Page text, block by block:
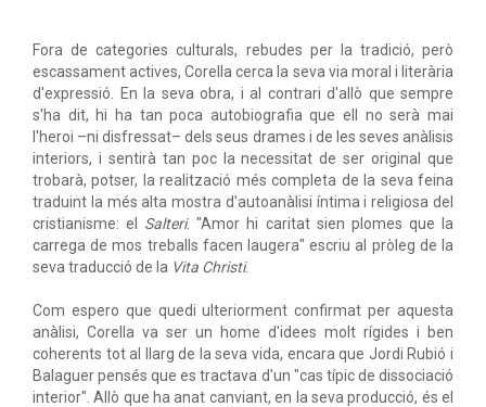
Fora de categories culturals, rebudes per la tradició, però
escassament actives, Corella cerca la seva via moral i literària
d'expressió. En la seva obra, i al contrari d'allò que sempre
s'ha dit, hi ha tan poca autobiografia que ell no serà mai
l'heroi –ni disfressat– dels seus drames i de les seves anàlisis
interiors, i sentirà tan poc la necessitat de ser original que
trobarà, potser, la realització més completa de la seva feina
traduint la més alta mostra d'autoanàlisi íntima i religiosa del
cristianisme: el Salteri. "Amor hi caritat sien plomes que la
carrega de mos treballs facen laugera" escriu al pròleg de la
seva traducció de la Vita Christi.
Com espero que quedi ulteriorment confirmat per aquesta
anàlisi, Corella va ser un home d'idees molt rígides i ben
coherents tot al llarg de la seva vida, encara que Jordi Rubió i
Balaguer pensés que es tractava d'un "cas típic de dissociació
interior". Allò que ha anat canviant, en la seva producció, és el